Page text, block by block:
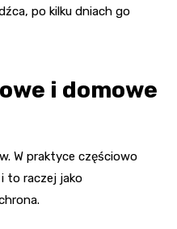
po kilku dniach go
i domowe
W praktyce częściowo
to raczej jako